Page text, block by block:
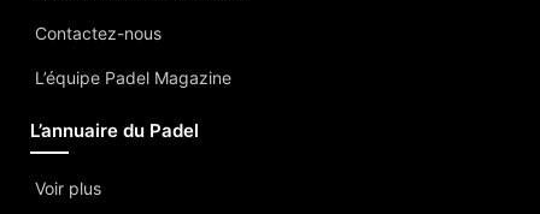
Contactez-nous
L’équipe Padel Magazine
L’annuaire du Padel
Voir plus